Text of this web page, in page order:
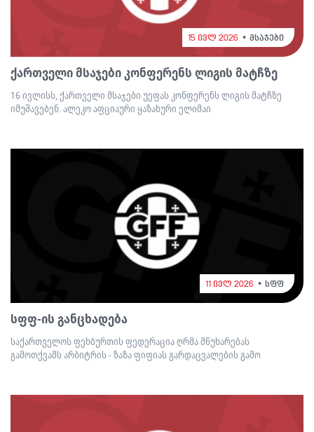
15 ივლ 2026 მსაჯები
ქართველი მსაჯები კონფერენს ლიგის მატჩზე
16 ივლისს, ქართველი მსაჯები უეფას კონფერენს ლიგის მატჩზე
იმუშავებენ. ალეკო აფციაური ყაზახური ელიმაი
11 ივლ 2026 სფფ
სფფ-ის განცხადება
საქართველოს ფეხბურთის ფედერაცია ღრმა მწუხარებას
გამოთქვამს არბიტრის - ზაზა ფიფიას გარდაცვალების გამო